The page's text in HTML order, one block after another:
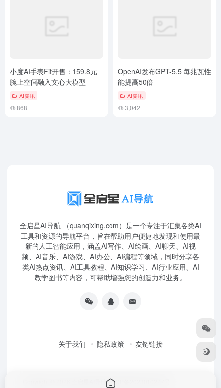
小度AI手表Fit开售：159.8元
腕上空间融入文心大模型
AI资讯
868
OpenAI发布GPT-5.5 每兆瓦性
能提高50倍
AI资讯
3,042
全启星AI导航 （quanqixing.com）是一个专注于汇集各类AI
工具和资源的导航平台，旨在帮助用户便捷地发现和使用最
新的人工智能应用，涵盖AI写作、AI绘画、AI聊天、AI视
频、AI音乐、AI游戏、AI办公、AI编程等领域，同时分享各
类AI热点资讯、AI工具教程、AI知识学习、AI行业应用、AI
教学图书等内容，可帮助增强您的创造力和业务。
关于我们 隐私政策 友链链接
全启星AI导航鲁ICP备2023010227号